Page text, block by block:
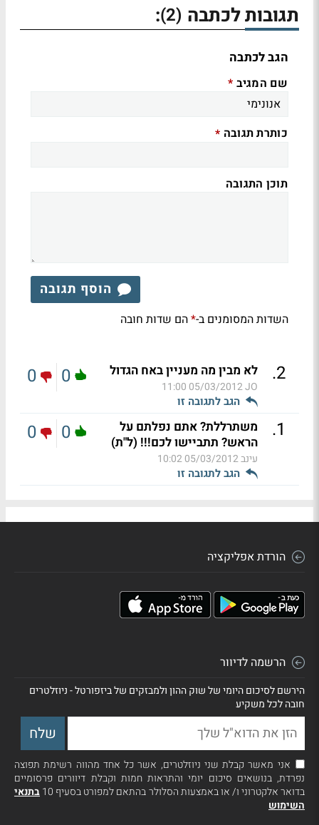
תגובות לכתבה (2)
:
הגב לכתבה
שם המגיב *
כותרת תגובה *
תוכן התגובה
הוסף תגובה
השדות המסומנים ב-*הם שדות חובה
2
. לא מבין מה מעניין באח הגדול
JO
05/03/2012 11:00
הגב לתגובה זו
0
0
1
.
משתרללת? אתם נפלתם על
הראש? תתביישו לכם!!! (ל"ת)
עינב05/03/2012 10:02
הגב לתגובה זו
0
0
הורדת אפליקציה
הרשמה לדיוור
הירשם לסיכום היומי של שוק ההון ולמבזקים של ביזפורטל - ניוזלטרים
חובה לכל משקיע
אני מאשר קבלת שני ניוזלטרים, אשר כל אחד מהווה רשימת תפוצה
נפרדת, בנושאים סיכום יומי והתראות חמות וקבלת דיוורים פרסומיים
בדואר אלקטרוני ו/ או באמצעות הסלולר בהתאם למפורט בסעיף 10
בתנאי
השימוש